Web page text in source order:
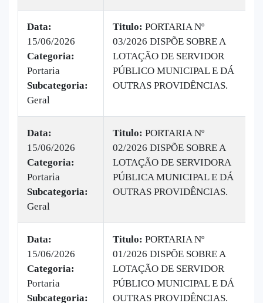
Data:
15/06/2026
Categoria:
Portaria
Subcategoria:
Geral
Titulo: PORTARIA Nº
03/2026 DISPÕE SOBRE A
LOTAÇÃO DE SERVIDOR
PÚBLICO MUNICIPAL E DÁ
OUTRAS PROVIDÊNCIAS.
Data:
15/06/2026
Categoria:
Portaria
Subcategoria:
Geral
Titulo: PORTARIA Nº
02/2026 DISPÕE SOBRE A
LOTAÇÃO DE SERVIDORA
PÚBLICA MUNICIPAL E DÁ
OUTRAS PROVIDÊNCIAS.
Data:
15/06/2026
Categoria:
Portaria
Subcategoria:
Titulo: PORTARIA Nº
01/2026 DISPÕE SOBRE A
LOTAÇÃO DE SERVIDOR
PÚBLICO MUNICIPAL E DÁ
OUTRAS PROVIDÊNCIAS.